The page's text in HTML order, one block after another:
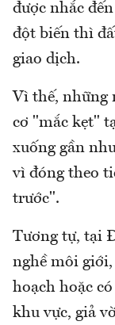
được nhắc
đột biến thì
giao dịch.
Vì thế, những
cơ "mắc kẹt"
xuống gần
vì đóng theo
trước".
Tương tự, tại
nghề môi
hoạch hoặc
khu vực, giả